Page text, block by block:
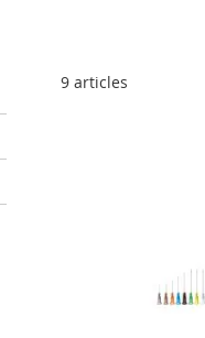
9 articles